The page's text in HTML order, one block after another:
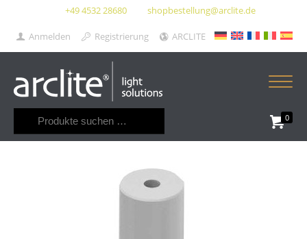
+49 4532 28680 shopbestellung@arclite.de
Anmelden Registrierung ARCLITE
0